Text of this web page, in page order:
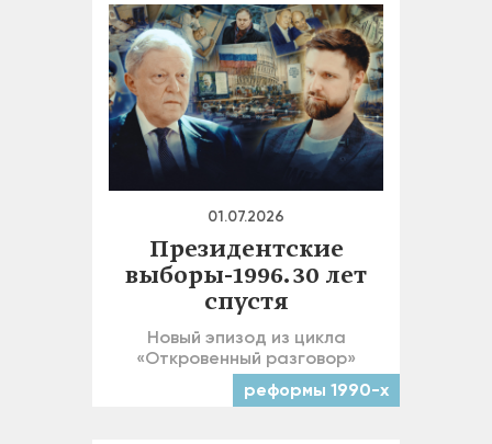
01.07.2026
Президентские
выборы-1996. 30 лет
спустя
Новый эпизод из цикла
«Откровенный разговор»
реформы 1990-х